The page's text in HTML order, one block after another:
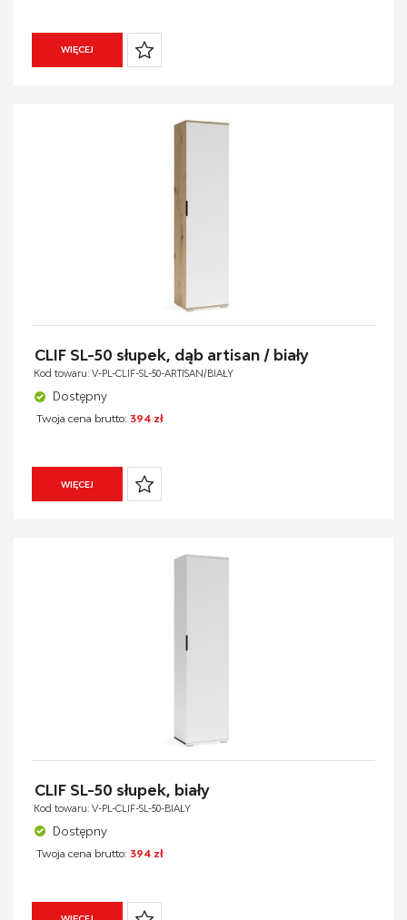
WIĘCEJ
CLIF SL-50 słupek, dąb artisan / biały
Kod towaru: V-PL-CLIF-SL-50-ARTISAN/BIAŁY
Dostępny
Twoja cena brutto: 394 zł
WIĘCEJ
CLIF SL-50 słupek, biały
Kod towaru: V-PL-CLIF-SL-50-BIAŁY
Dostępny
Twoja cena brutto: 394 zł